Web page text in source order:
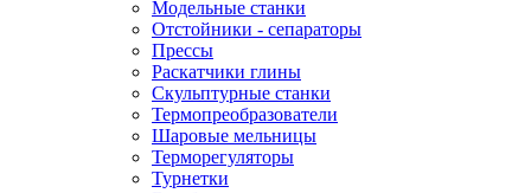
Модельные станки
Отстойники - сепараторы
Прессы
Раскатчики глины
Скульптурные станки
Термопреобразователи
Шаровые мельницы
Терморегуляторы
Турнетки